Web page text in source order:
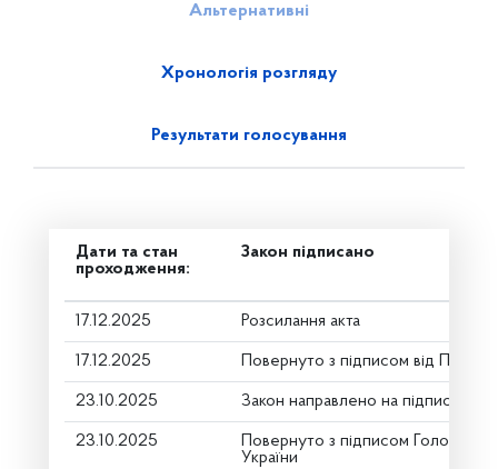
Альтернативні
Хронологія розгляду
Результати голосування
Дати та стан
проходження:
Закон підписано
17.12.2025 Розсилання акта
17.12.2025 Повернуто з підписом від
23.10.2025 Закон направлено на підпис
23.10.2025
Повернуто з підписом Голови
України